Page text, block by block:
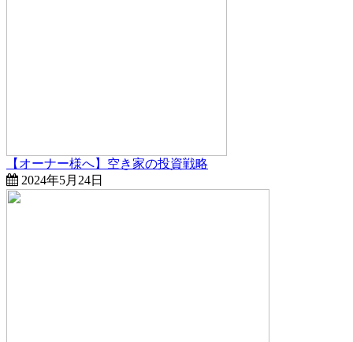
【オーナー様へ】空き家の投資戦略
2024年5月24日